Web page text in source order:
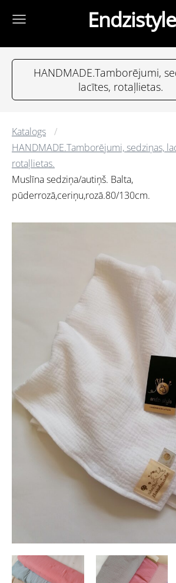
Endzistyle
HANDMADE.Tamborējumi, sedziņas,
lacītes, rotaļlietas.
Katalogs
HANDMADE.Tamborējumi, sedziņas,
rotaļlietas.
Muslīna sedziņa/autiņš. Balta,
pūderrozā,ceriņu,rozā.80/130cm.